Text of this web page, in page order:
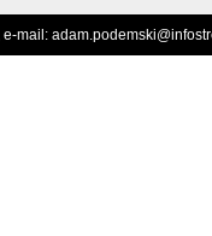
e-mail: